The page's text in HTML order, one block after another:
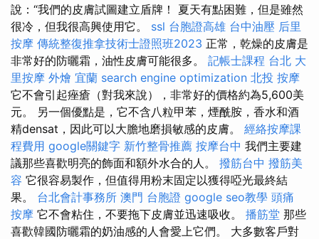
說：“我們的皮膚試圖建立盾牌！ 夏天有點困難，但是雖然
很冷，但我很高興使用它。 ssl 台胞證高雄 台中油壓 后里
按摩 傳統整復推拿技術士證照班2023 正常，乾燥的皮膚是
非常好的防曬霜，油性皮膚可能很多。 記帳士課程 台北 大
里按摩 外燴 宜蘭 search engine optimization 北投 按摩
它不會引起痤瘡（對我來說），非常好的價格約為5,600美
元。 另一個優點是，它不含八粒甲苯，煙酰胺，香水和酒
精densat，因此可以大膽地磨損敏感的皮膚。 經絡按摩課
程費用 google關鍵字 新竹整骨推薦 按摩台中 我們主要建
議那些喜歡明亮的飾面和額外水合的人。 撥筋台中 撥筋美
容 它很容易製作，但值得用粉末固定以獲得啞光最終結
果。 台北會計事務所 澳門 台胞證 google seo教學 頭痛
按摩 它不會粘住，不要拖下皮膚並迅速吸收。 播筋堂 那些
喜歡韓國防曬霜的奶油感的人會愛上它們。 大多數客戶對